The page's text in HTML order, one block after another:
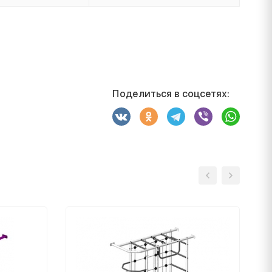
Поделиться в соцсетях: